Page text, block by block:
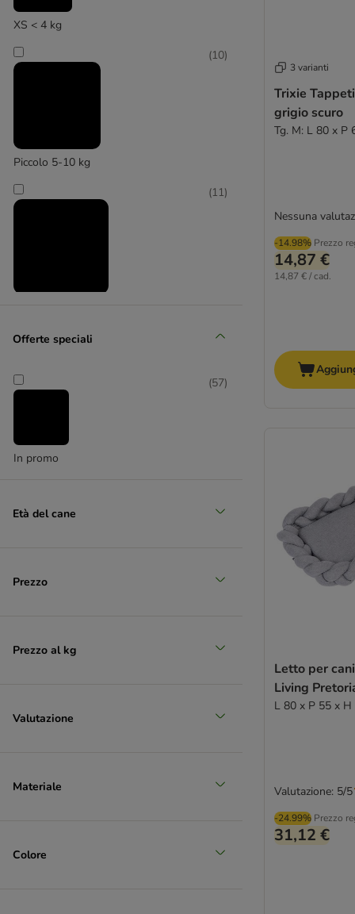
Trixie
Zooplus Basics
(3)
XS < 4 kg
Piccolo 5-10 kg
(10)
(11)
Grande 26 - 45 kg
(3)
Offerte speciali
In promo
(57)
Età del cane
Prezzo
Prezzo al kg
Valutazione
Materiale
Colore
3 varianti
Trixie
grigio scuro
Tg. M: L 80 x P
-14.98% Prezzo
14,87 €
14,87 € / cad.
Nessuna
Letto per
Living
L 80 x P 55 x H
-24.99% Prezzo
31,12 €
Valutazione: 5/5